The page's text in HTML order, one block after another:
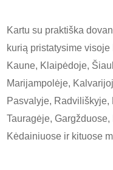
Kartu su praktiška
kurią pristatysime
Kaune, Klaipėdoje,
Marijampolėje,
Pasvalyje, Radviliškyje,
Tauragėje,
Kėdainiuose ir kituose